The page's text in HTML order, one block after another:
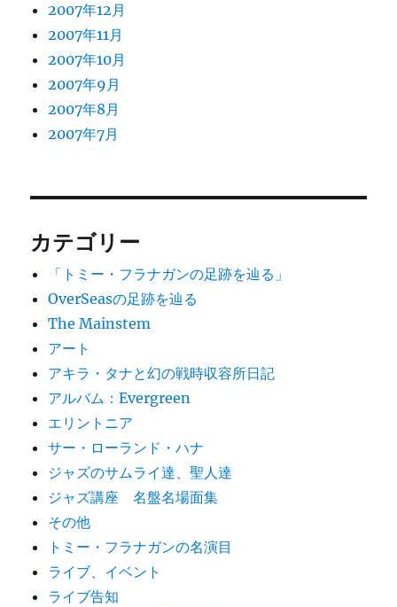
2007年12月
2007年11月
2007年10月
2007年9月
2007年8月
2007年7月
カテゴリー
「トミー・フラナガンの足跡を辿る」
OverSeasの足跡を辿る
The Mainstem
アート
アキラ・タナと幻の戦時収容所日記
アルバム：Evergreen
エリントニア
サー・ローランド・ハナ
ジャズのサムライ達、聖人達
ジャズ講座 名盤名場面集
その他
トミー・フラナガンの名演目
ライブ、イベント
ライブ告知